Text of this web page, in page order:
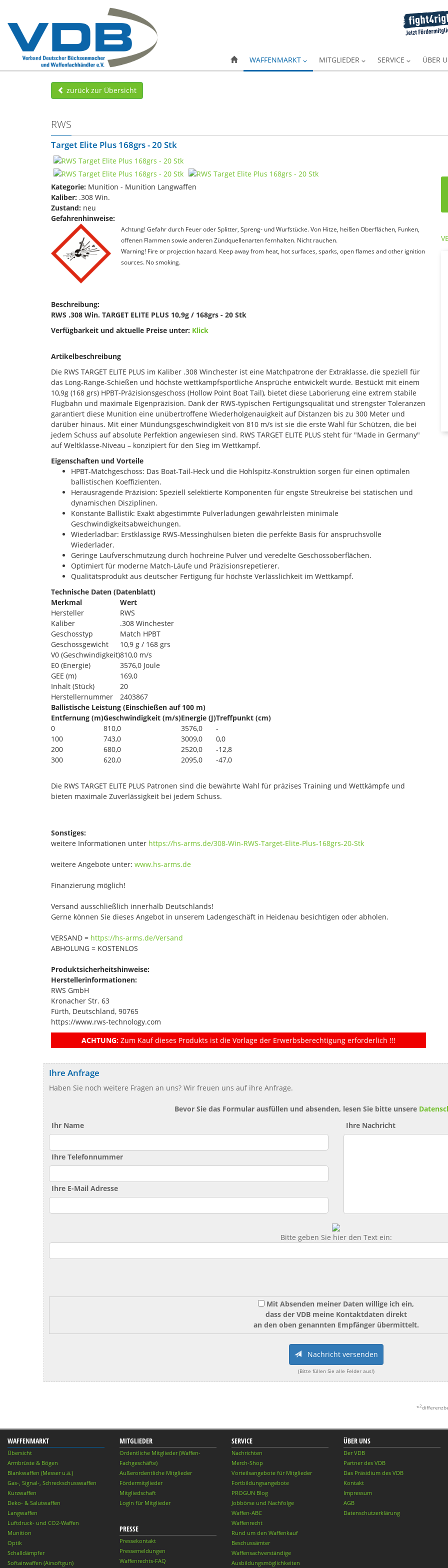
WAFFENMARKT MITGLIEDER SERVICE ÜBER
zurück zur Übersicht
RWS
Target Elite Plus 168grs - 20 Stk
Kategorie: Munition - Munition Langwaffen
Kaliber: .308 Win.
Zustand: neu
Gefahrenhinweise:
Achtung! Gefahr durch Feuer oder Splitter, Spreng- und Wurfstücke. Von Hitze, heißen Oberflächen, Funken,
offenen Flammen sowie anderen Zündquellenarten fernhalten. Nicht rauchen.
Warning! Fire or projection hazard. Keep away from heat, hot surfaces, sparks, open flames and other ignition
sources. No smoking.
Beschreibung:
RWS .308 Win. TARGET ELITE PLUS 10,9g / 168grs - 20 Stk
Verfügbarkeit und aktuelle Preise unter: Klick
Artikelbeschreibung
Die RWS TARGET ELITE PLUS im Kaliber .308 Winchester ist eine Matchpatrone der Extraklasse, die speziell für
das Long-Range-Schießen und höchste wettkampfsportliche Ansprüche entwickelt wurde. Bestückt mit einem
10,9g (168 grs) HPBT-Präzisionsgeschoss (Hollow Point Boat Tail), bietet diese Laborierung eine extrem stabile
Flugbahn und maximale Eigenpräzision. Dank der RWS-typischen Fertigungsqualität und strengster Toleranzen
garantiert diese Munition eine unübertroffene Wiederholgenauigkeit auf Distanzen bis zu 300 Meter und
darüber hinaus. Mit einer Mündungsgeschwindigkeit von 810 m/s ist sie die erste Wahl für Schützen, die bei
jedem Schuss auf absolute Perfektion angewiesen sind. RWS TARGET ELITE PLUS steht für "Made in Germany"
auf Weltklasse-Niveau – konzipiert für den Sieg im Wettkampf.
Eigenschaften und Vorteile
HPBT-Matchgeschoss: Das Boat-Tail-Heck und die Hohlspitz-Konstruktion sorgen für einen optimalen
ballistischen Koeffizienten.
Herausragende Präzision: Speziell selektierte Komponenten für engste Streukreise bei statischen und
dynamischen Disziplinen.
Konstante Ballistik: Exakt abgestimmte Pulverladungen gewährleisten minimale
Geschwindigkeitsabweichungen.
Wiederladbar: Erstklassige RWS-Messinghülsen bieten die perfekte Basis für anspruchsvolle
Wiederlader.
Geringe Laufverschmutzung durch hochreine Pulver und veredelte Geschossoberflächen.
Optimiert für moderne Match-Läufe und Präzisionsrepetierer.
Qualitätsprodukt aus deutscher Fertigung für höchste Verlässlichkeit im Wettkampf.
Technische Daten (Datenblatt)
Merkmal
Wert
Hersteller
RWS
Kaliber
.308 Winchester
Geschosstyp
Match HPBT
Geschossgewicht
10,9 g / 168 grs
V0 (Geschwindigkeit)810,0 m/s
E0 (Energie)
3576,0 Joule
GEE (m)
169,0
Inhalt (Stück)
20
Herstellernummer
2403867
Ballistische Leistung (Einschießen auf 100 m)
Entfernung (m)Geschwindigkeit (m/s)Energie (J)Treffpunkt (cm)
0
810,0 3576,0
-
100
743,0 3009,0
0,0
200
680,0 2520,0
-12,8
300
620,0 2095,0 -47,0
Die RWS TARGET ELITE PLUS Patronen sind die bewährte Wahl für präzises Training und Wettkämpfe und
bieten maximale Zuverlässigkeit bei jedem Schuss.
Sonstiges:
weitere Informationen unter https://hs-arms.de/308-Win-RWS-Target-Elite-Plus-168grs-20-Stk
weitere Angebote unter: www.hs-arms.de
Finanzierung möglich!
Versand ausschließlich innerhalb Deutschlands!
Gerne können Sie dieses Angebot in unserem Ladengeschäft in Heidenau besichtigen oder abholen.
VERSAND = https://hs-arms.de/Versand
ABHOLUNG = KOSTENLOS
Produktsicherheitshinweise:
Herstellerinformationen:
RWS GmbH
Kronacher Str. 63
Fürth, Deutschland, 90765
https://www.rws-technology.com
ACHTUNG: Zum Kauf dieses Produkts ist die Vorlage der Erwerbsberechtigung erforderlich !!!
Ihre Anfrage
Haben Sie noch weitere Fragen an uns? Wir freuen uns auf ihre Anfrage.
Bevor Sie das Formular ausfüllen und absenden, lesen Sie bitte unsere
Ihr Name
Ihre Telefonnummer
Ihre E-Mail Adresse
Ihre Nachricht
Bitte geben Sie hier den Text ein:
Mit Absenden meiner Daten willige ich ein,
dass der VDB meine Kontaktdaten direkt
an den oben genannten Empfänger übermittelt.
Nachricht versenden
(Bitte füllen Sie alle Felder aus!)
*2
WAFFENMARKT
Übersicht
Armbrüste & Bögen
Blankwaffen (Messer u.ä.)
Gas-, Signal-, Schreckschusswaffen
Kurzwaffen
Deko- & Salutwaffen
Langwaffen
Luftdruck- und CO2-Waffen
Munition
Optik
Schalldämpfer
Softairwaffen (Airsoftgun)
MITGLIEDER
Ordentliche Mitglieder (Waffen-
Fachgeschäfte)
Außerordentliche Mitglieder
Fördermitglieder
Mitgliedschaft
Login für Mitglieder
PRESSE
Pressekontakt
Pressemeldungen
Waffenrechts-FAQ
SERVICE
Nachrichten
Merch-Shop
Vorteilsangebote für Mitglieder
Fortbildungsangebote
PROGUN Blog
Jobbörse und Nachfolge
Waffen-ABC
Waffenrecht
Rund um den Waffenkauf
Beschussämter
Waffensachverständige
Ausbildungsmöglichkeiten
ÜBER UNS
Der VDB
Partner des VDB
Das Präsidium des VDB
Kontakt
Impressum
AGB
Datenschutzerklärung